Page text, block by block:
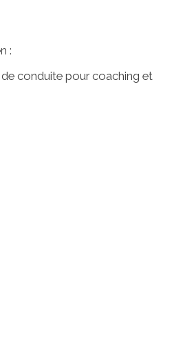
:
conduite pour coaching et